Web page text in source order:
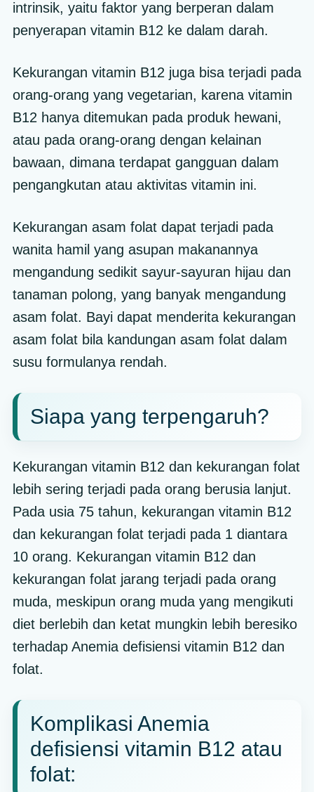
intrinsik, yaitu faktor yang berperan dalam
penyerapan vitamin B12 ke dalam darah.
Kekurangan vitamin B12 juga bisa terjadi pada
orang-orang yang vegetarian, karena vitamin
B12 hanya ditemukan pada produk hewani,
atau pada orang-orang dengan kelainan
bawaan, dimana terdapat gangguan dalam
pengangkutan atau aktivitas vitamin ini.
Kekurangan asam folat dapat terjadi pada
wanita hamil yang asupan makanannya
mengandung sedikit sayur-sayuran hijau dan
tanaman polong, yang banyak mengandung
asam folat. Bayi dapat menderita kekurangan
asam folat bila kandungan asam folat dalam
susu formulanya rendah.
Siapa yang terpengaruh?
Kekurangan vitamin B12 dan kekurangan folat
lebih sering terjadi pada orang berusia lanjut.
Pada usia 75 tahun, kekurangan vitamin B12
dan kekurangan folat terjadi pada 1 diantara
10 orang. Kekurangan vitamin B12 dan
kekurangan folat jarang terjadi pada orang
muda, meskipun orang muda yang mengikuti
diet berlebih dan ketat mungkin lebih beresiko
terhadap Anemia defisiensi vitamin B12 dan
folat.
Komplikasi Anemia
defisiensi vitamin B12 atau
folat: